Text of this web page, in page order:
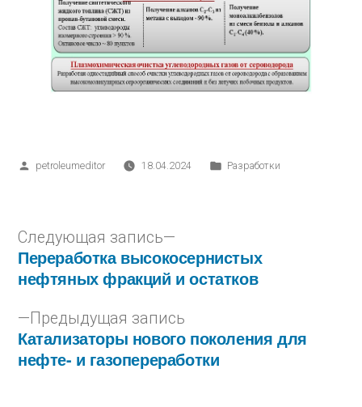
petroleumeditor 18.04.2024 Разработки
Предыдущая запись
Катализаторы нового поколения для
нефте- и газопереработки
Следующая запись
Переработка высокосернистых
нефтяных фракций и остатков